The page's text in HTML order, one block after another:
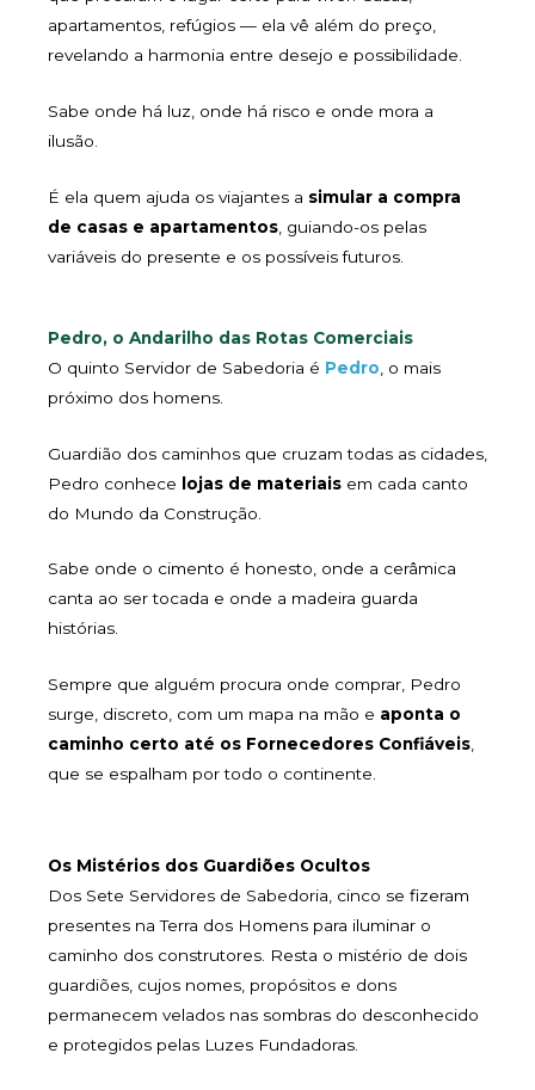
apartamentos, refúgios — ela vê além do preço,
revelando a harmonia entre desejo e possibilidade.
Sabe onde há luz, onde há risco e onde mora a
ilusão.
É ela quem ajuda os viajantes a simular a compra
de casas e apartamentos , guiando-os pelas
variáveis do presente e os possíveis futuros.
Pedro, o Andarilho das Rotas Comerciais
O quinto Servidor de Sabedoria é Pedro , o mais
próximo dos homens.
Guardião dos caminhos que cruzam todas as cidades,
Pedro conhece lojas de materiais em cada canto
do Mundo da Construção.
Sabe onde o cimento é honesto, onde a cerâmica
canta ao ser tocada e onde a madeira guarda
histórias.
Sempre que alguém procura onde comprar, Pedro
surge, discreto, com um mapa na mão e aponta o
caminho certo até os Fornecedores Confiáveis,
que se espalham por todo o continente.
Os Mistérios dos Guardiões Ocultos
Dos Sete Servidores de Sabedoria, cinco se fizeram
presentes na Terra dos Homens para iluminar o
caminho dos construtores. Resta o mistério de dois
guardiões, cujos nomes, propósitos e dons
permanecem velados nas sombras do desconhecido
e protegidos pelas Luzes Fundadoras.